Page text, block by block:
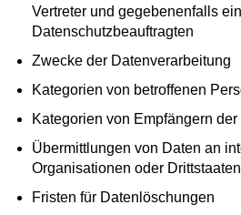
Vertreter und gegebenenfalls
Datenschutzbeauftragten
Zwecke der Datenverarbeitung
Kategorien von betroffenen
Kategorien von Empfängern der
Übermittlungen von Daten an
Organisationen oder Drittstaaten
Fristen für Datenlöschungen